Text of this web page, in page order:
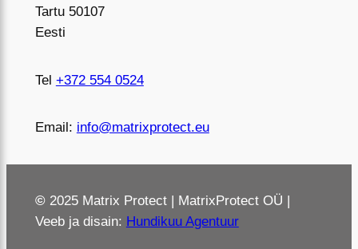
Tartu 50107
Eesti
Tel +372 554 0524
Email: info@matrixprotect.eu
©2025 Matrix Protect | MatrixProtect OÜ |
Veeb ja disain: Hundikuu Agentuur